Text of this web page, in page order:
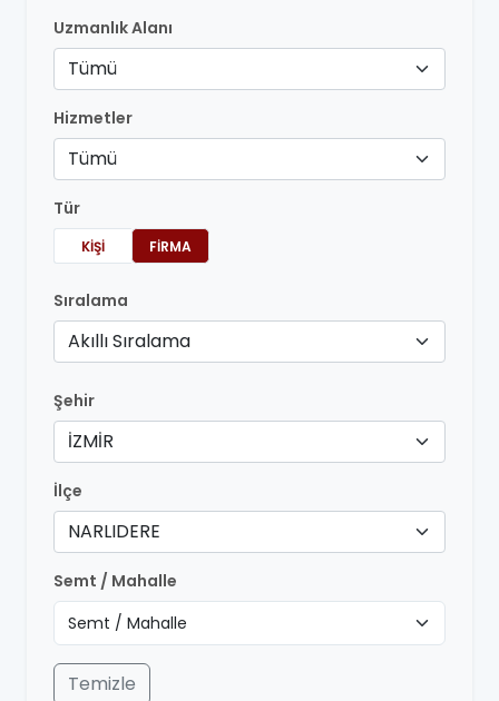
Uzmanlık Alanı
Tümü
Hizmetler
Tümü
Tür
KIŞI FIRMA
Sıralama
Akıllı Sıralama
Şehir
İZMİR
İlçe
NARLIDERE
Semt / Mahalle
Temizle